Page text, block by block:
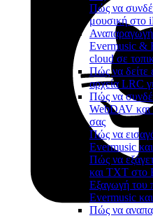
Πώς να
μουσική στο
Αναπαραγωγή
Evermusic &
cloud σε
Πώς να δείτε
αρχεία LRC
Πώς να
WebDAV και
σας
Πώς να
Evermusic
Πώς να
και TXT στο
Εξαγωγή του
Evermusic
Πώς να